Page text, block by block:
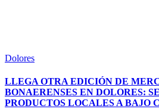
Dolores
LLEGA OTRA EDICIÓN DE
BONAERENSES EN DOLORES:
PRODUCTOS LOCALES A BAJO